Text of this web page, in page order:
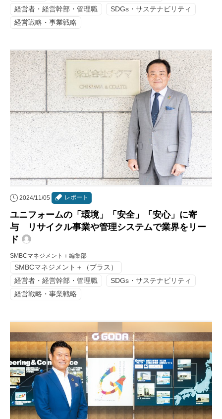
経営者・経営幹部・管理職
SDGs・サステナビリティ
経営戦略・事業戦略
2024/11/05 レポート
ユニフォームの「環境」「安全」「安心」に寄
与 リサイクル事業や管理システムで業界をリー
ド
SMBCマネジメント＋編集部
SMBCマネジメント＋（プラス）
経営者・経営幹部・管理職
SDGs・サステナビリティ
経営戦略・事業戦略